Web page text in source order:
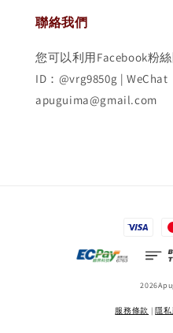
聯絡我們
您可以利用Facebook粉
ID：@vrg9850g |
apuguima@gmail.com
服務條款 |隱